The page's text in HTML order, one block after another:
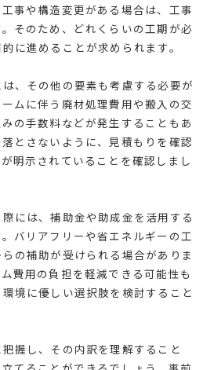
事や構造変更がある場合は、工事
そのため、どれくらいの工期が必
に進めることが求められます。
、その他の要素も考慮する必要が
ムに伴う廃材処理費用や搬入の交
の手数料などが発生することもあ
とさないように、見積もりを確認
明示されていることを確認しまし
には、補助金や助成金を活用する
バリアフリーや省エネルギーの工
の補助が受けられる場合がありま
費用の負担を軽減できる可能性も
境に優しい選択肢を検討すること
握し、その内訳を理解すること